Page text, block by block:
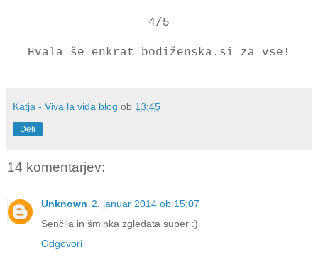
4/5
Hvala še enkrat bodiženska.si za vse!
Katja - Viva la vida blog ob 13:45
Deli
14 komentarjev:
Unknown 2. januar 2014 ob 15:07
Senčila in šminka zgledata super :)
Odgovori